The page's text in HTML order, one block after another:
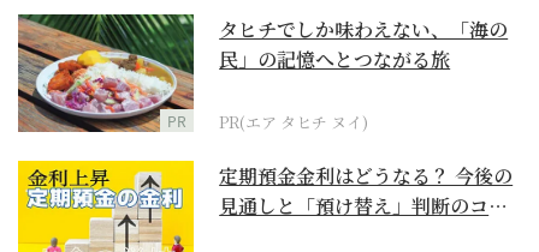
PR
タヒチでしか味わえない、「海の
民」の記憶へとつながる旅
PR(エア タヒチ ヌイ)
定期預金金利はどうなる？ 今後の
見通しと「預け替え」判断のコツ